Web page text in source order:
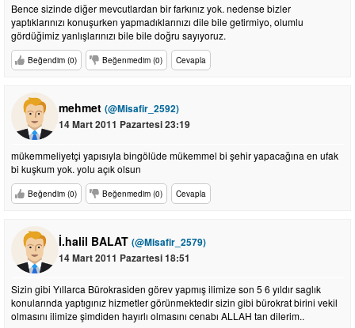
Bence sizinde diğer mevcutlardan bir farkınız yok. nedense bizler
yaptıklarınızı konuşurken yapmadıklarınızı dile bile getirmiyo, olumlu
gördüğimiz yanlışlarınızı bile bile doğru sayıyoruz.
Beğendim (0) Beğenmedim (0) Cevapla
mehmet (@Misafir_2592)
14 Mart 2011 Pazartesi 23:19
mükemmeliyetçi yapısıyla bingölüde mükemmel bi şehir yapacağına en ufak
bi kuşkum yok. yolu açık olsun
Beğendim (0) Beğenmedim (0) Cevapla
İ.halil BALAT (@Misafir_2579)
14 Mart 2011 Pazartesi 18:51
Sizin gibi Yıllarca Bürokrasiden görev yapmış ilimize son 5 6 yıldır saglık
konularında yaptıgınız hizmetler görünmektedir sizin gibi bürokrat birini vekil
olmasını ilimize şimdiden hayırlı olmasını cenabı ALLAH tan dilerim..